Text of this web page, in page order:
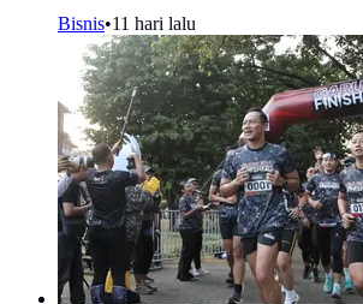
Bisnis•11 hari lalu